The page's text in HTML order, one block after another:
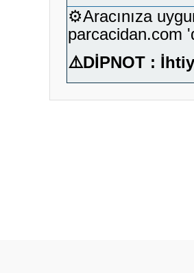
⚙️Aracınıza
parcacidan.com
⚠️DİPNOT :